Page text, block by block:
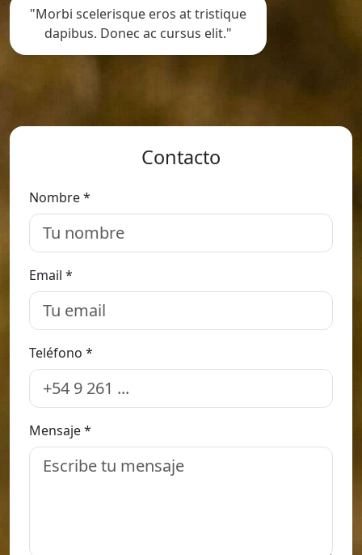
"Morbi scelerisque eros at tristique
dapibus. Donec ac cursus elit."
Contacto
Nombre *
Email *
Teléfono *
Mensaje *